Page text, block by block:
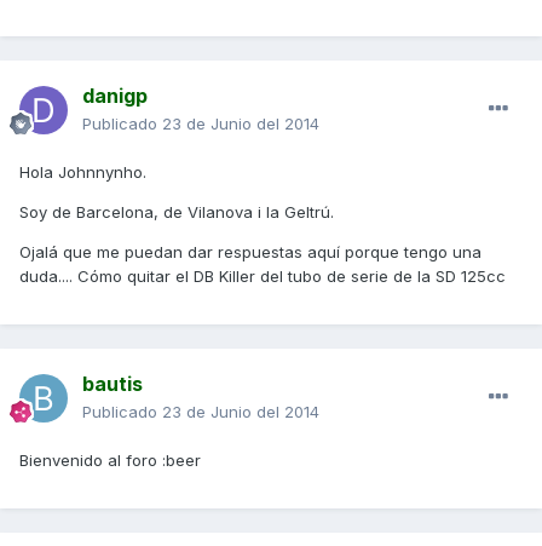
danigp
Publicado 23 de Junio del 2014
Hola Johnnynho.
Soy de Barcelona, de Vilanova i la Geltrú.
Ojalá que me puedan dar respuestas aquí porque tengo una
duda.... Cómo quitar el DB Killer del tubo de serie de la SD 125cc
bautis
Publicado 23 de Junio del 2014
Bienvenido al foro :beer